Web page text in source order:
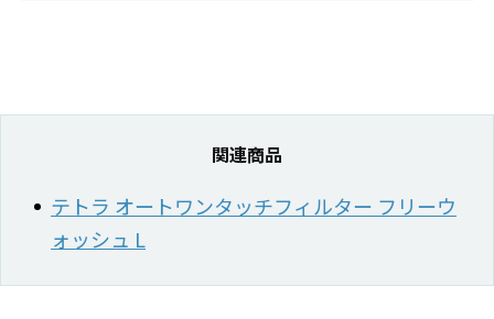
関連商品
テトラ オートワンタッチフィルター フリーウ
ォッシュ L